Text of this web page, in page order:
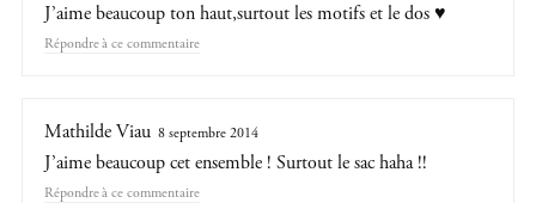
J’aime beaucoup ton haut,surtout les motifs et le dos ♥
Répondre
Mathilde Viau 8 septembre 2014
J’aime beaucoup cet ensemble ! Surtout le sac haha !!
Répondre